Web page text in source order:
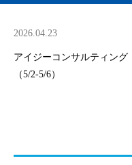
2026.04.23
アイジーコンサルティン
（5/2-5/6）